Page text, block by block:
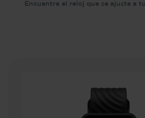
Encuentra el reloj que se ajuste a